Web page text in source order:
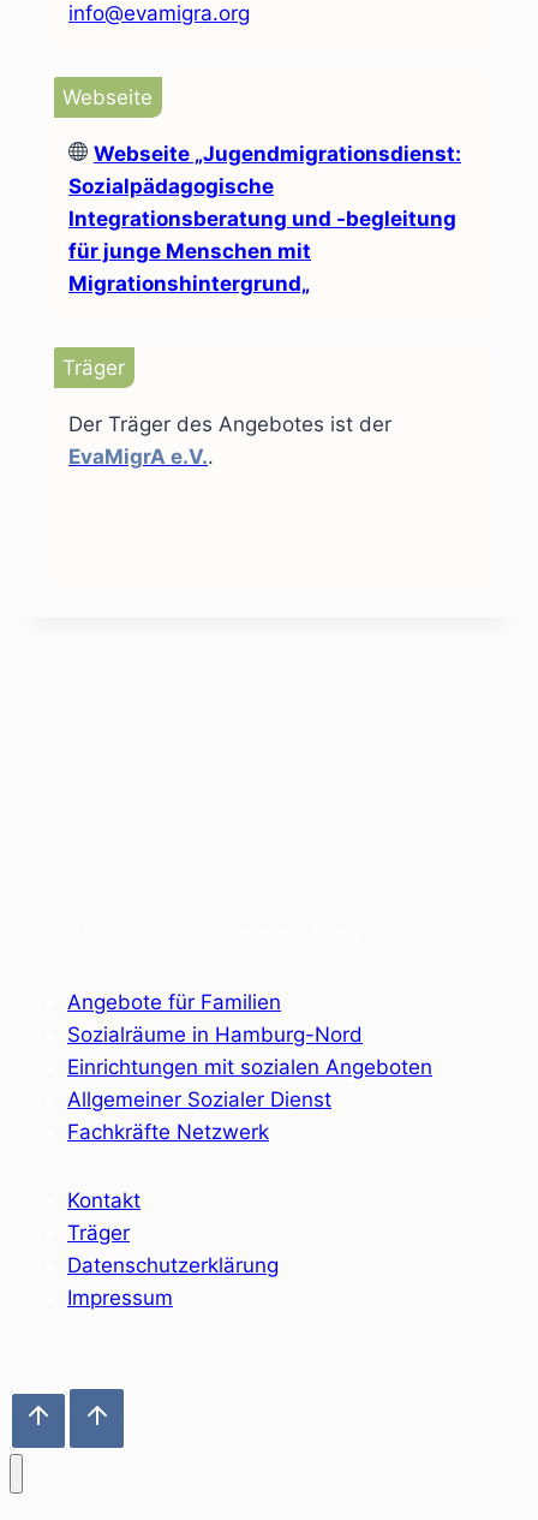
info@evamigra.org
Webseite
Webseite „Jugendmigrationsdienst:
Sozialpädagogische
Integrationsberatung und -begleitung
für junge Menschen mit
Migrationshintergrund„
Träger
Der Träger des Angebotes ist der
EvaMigrA e.V..
Angebote für Familien
Sozialräume in Hamburg-Nord
Einrichtungen mit sozialen Angeboten
Allgemeiner Sozialer Dienst
Fachkräfte Netzwerk
Kontakt
Träger
Datenschutzerklärung
Impressum